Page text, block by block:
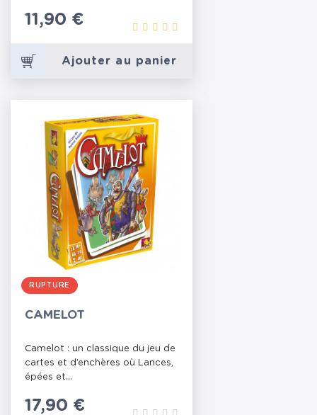
Prix
11,90 €
Ajouter au panier
RUPTURE
CAMELOT
Camelot : un classique du jeu de
cartes et d’enchères où Lances,
épées et...
Prix
17,90 €